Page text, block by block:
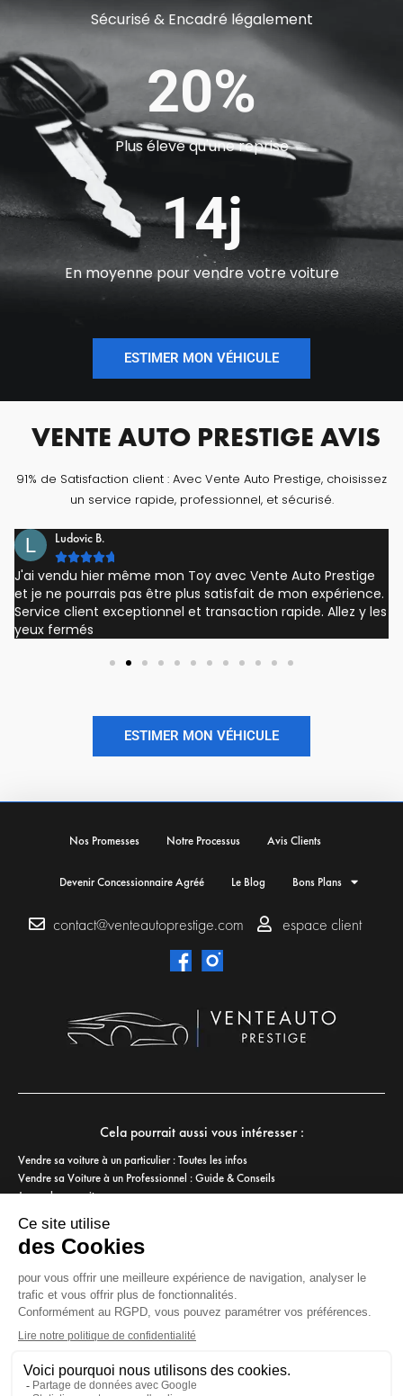
Sécurisé & Encadré légalement
20%
Plus élevé qu'une reprise
14j
En moyenne pour vendre votre voiture
ESTIMER MON VÉHICULE
VENTE AUTO PRESTIGE AVIS
91% de Satisfaction client : Avec Vente Auto Prestige, choisissez
un service rapide, professionnel, et sécurisé.
Ludovic B.

J'ai vendu hier même mon Toy avec Vente Auto Prestige
et je ne pourrais pas être plus satisfait de mon expérience.
Service client exceptionnel et transaction rapide. Allez y les
yeux fermés
ESTIMER MON VÉHICULE
Nos Promesses Notre Processus Avis Clients
Devenir Concessionnaire Agréé Le Blog Bons Plans
contact@venteautoprestige.com espace client
Cela pourrait aussi vous intéresser :
Vendre sa voiture à un particulier : Toutes les infos
Vendre sa Voiture à un Professionnel : Guide & Conseils
Je vends ma voiture
Rachat voiture cash
Dépôt-vente Voiture
Vendre une voiture en leasing
Garage Rachat Voiture Occasion
Combien vendre ma voiture ?
Comment vendre sa voiture rapidement
Offre reprise voiture